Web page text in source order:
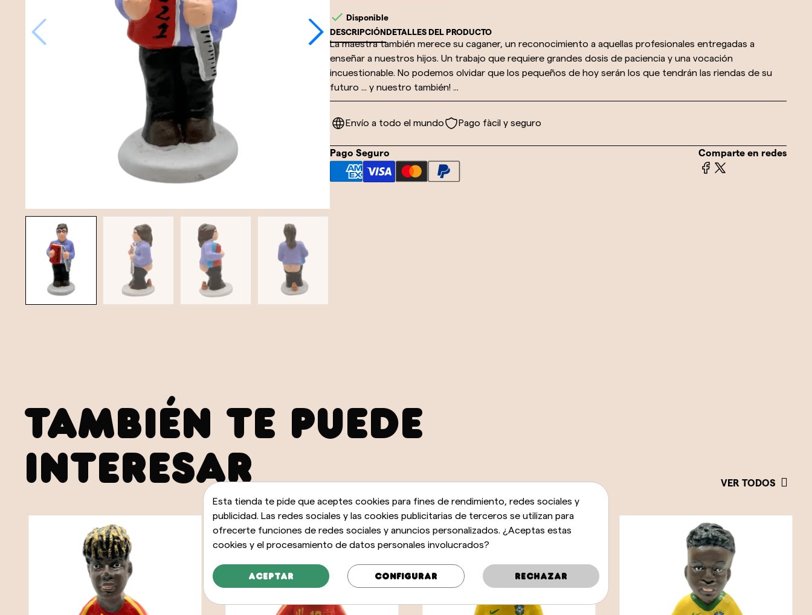
 Disponible
DESCRIPCIÓNDETALLES DEL PRODUCTO
La maestra también merece su caganer, un reconocimiento a aquellas profesionales entregadas a
enseñar a nuestros hijos. Un trabajo que requiere grandes dosis de paciencia y una vocación
incuestionable. No podemos olvidar que los pequeños de hoy serán los que tendrán las riendas de su
futuro ... y nuestro también! ...
Envío a todo el mundo Pago fàcil y seguro
Pago Seguro Comparte en redes
TAMBIÉN TE PUEDE
INTERESAR
VER TODOS
Esta tienda te pide que aceptes cookies para fines de rendimiento, redes sociales y
publicidad. Las redes sociales y las cookies publicitarias de terceros se utilizan para
ofrecerte funciones de redes sociales y anuncios personalizados. ¿Aceptas estas
cookies y el procesamiento de datos personales involucrados?
Aceptar Configurar Rechazar